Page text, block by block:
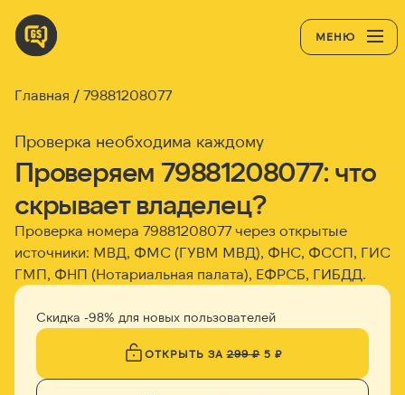
МЕНЮ
Главная 79881208077
Проверка необходима каждому
Проверяем 79881208077: что
скрывает владелец?
Проверка номера 79881208077 через открытые
источники: МВД, ФМС (ГУВМ МВД), ФНС, ФССП, ГИС
ГМП, ФНП (Нотариальная палата), ЕФРСБ, ГИБДД.
Скидка -98% для новых пользователей
ОТКРЫТЬ ЗА299 ₽5 ₽